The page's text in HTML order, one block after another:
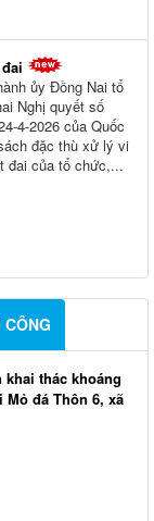
ủy Ðồng Nai tổ
Nghị quyết số
4-2026 của Quốc
đặc thù xử lý vi
đai của tổ chức,...
khai thác khoáng
đá Thôn 6, xã